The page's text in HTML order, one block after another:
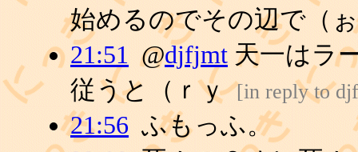
始めるのでその辺で（ぉ
21:51 @djfjmt 天一はラ
従うと（ｒｙ[in reply to
21:56 ふもっふ。